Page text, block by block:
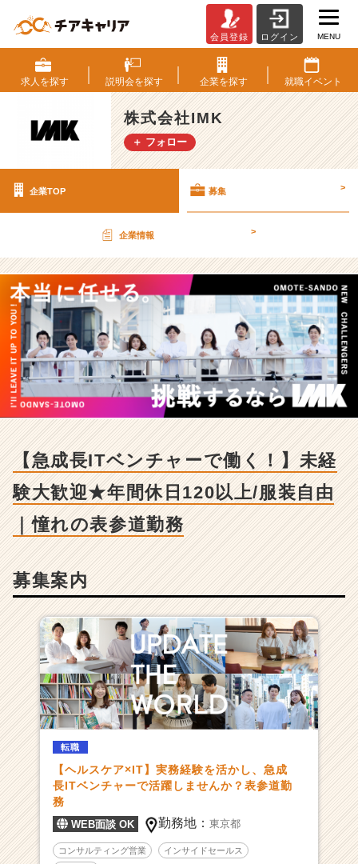
式
会
社
I
M
K
求
人
【急
成
長
I
T
ベ
ン
チ
ャ
く！】
経
験
大
年
間
休
日
1
2
0
以
上/
装
自
｜
憧
れ
会員登録 ログイン MENU
求人を探す 説明会を探す 企業を探す 就職イベント
株式会社IMK
＋ フォロー
企業TOP 募集 >
企業情報 >
【急成長ITベンチャーで働く！】未経
験大歓迎★年間休日120以上/服装自由
｜憧れの表参道勤務
募集案内
転職
【ヘルスケア×IT】実務経験を活かし、急成
長ITベンチャーで活躍しませんか？表参道勤
務
WEB面談 OK 勤務地：東京都
コンサルティング営業 インサイドセールス